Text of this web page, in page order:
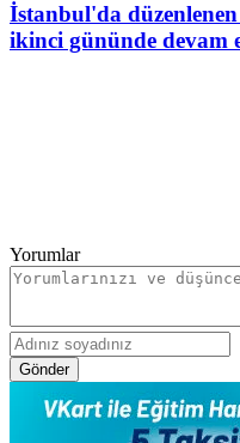
İstanbul'da
ikinci gününde devam
Yorumlar
Gönder